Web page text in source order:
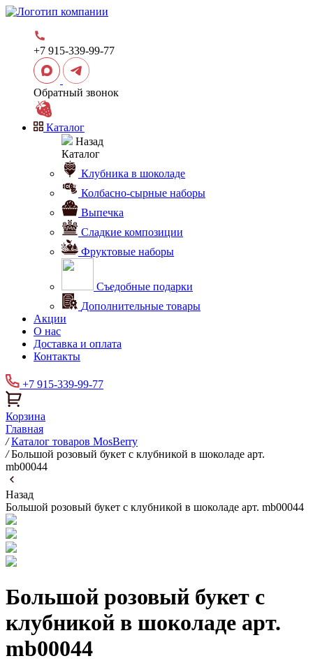
+7 915-339-99-77
Обратный звонок
Каталог
Назад
Каталог
Клубника в шоколаде
Колбасно-сырные наборы
Выпечка
Сладкие композиции
Фруктовые наборы
Съедобные подарки
Дополнительные товары
Акции
О нас
Доставка и оплата
Контакты
+7 915-339-99-77
Корзина
Главная
/ Каталог товаров MosBerry
/ Большой розовый букет с клубникой в шоколаде арт.
mb00044
Назад
Большой розовый букет с клубникой в шоколаде арт. mb00044
Большой розовый букет с
клубникой в шоколаде арт.
mb00044